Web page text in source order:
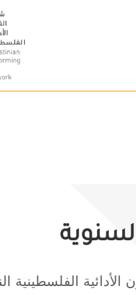
الأدائية